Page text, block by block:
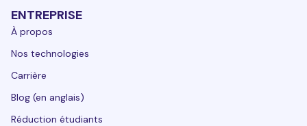
ENTREPRISE
À propos
Nos technologies
Carrière
Blog (en anglais)
Réduction étudiants